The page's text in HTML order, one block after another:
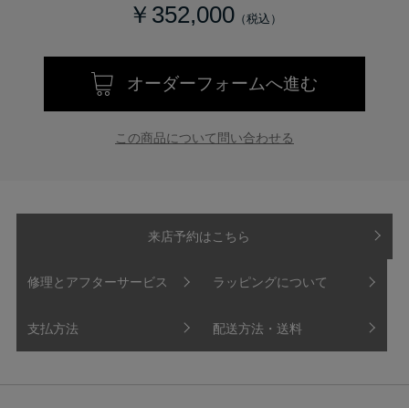
￥352,000
オーダーフォームへ進む
この商品について問い合わせる
来店予約はこちら
修理とアフターサービス ラッピングについて
支払方法 配送方法・送料